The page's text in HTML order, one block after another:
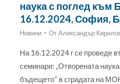
наука с поглед към
16.12.2024, София,
Новини ОтАлександър
На 16.12.2024 г се проведе
семинари: „Отворената
бъдещето“ в сградата на